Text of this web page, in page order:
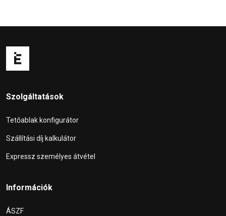
Szolgáltatások
Tetőablak konfigurátor
Szállítási díj kalkulátor
Expressz személyes átvétel
Információk
ÁSZF